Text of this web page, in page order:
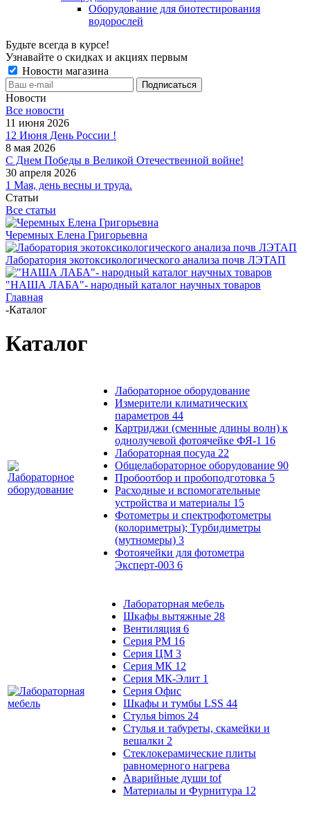
Оборудование для биотестирования
водорослей
Будьте всегда в курсе!
Узнавайте о скидках и акциях первым
Новости магазина
Новости
Все новости
11 июня 2026
12 Июня День России !
8 мая 2026
С Днем Победы в Великой Отечественной войне!
30 апреля 2026
1 Мая, день весны и труда.
Статьи
Все статьи
Черемных Елена Григорьевна
Лаборатория экотоксикологического анализа почв ЛЭТАП
"НАША ЛАБА"- народный каталог научных товаров
Главная
-Каталог
Каталог
Лабораторное оборудование
Измерители климатических
параметров 44
Картриджи (сменные длины волн) к
однолучевой фотоячейке ФЯ-1 16
Лабораторная посуда 22
Общелабораторное оборудование 90
Пробоотбор и пробоподготовка 5
Расходные и вспомогательные
устройства и материалы 15
Фотометры и спектрофотометры
(колориметры); Турбидиметры
(мутномеры) 3
Фотоячейки для фотометра
Эксперт-003 6
Лабораторная мебель
Шкафы вытяжные 28
Вентиляция 6
Серия РМ 16
Серия ЦМ 3
Серия МК 12
Серия МК-Элит 1
Серия Офис
Шкафы и тумбы LSS 44
Стулья bimos 24
Стулья и табуреты, скамейки и
вешалки 2
Стеклокерамические плиты
равномерного нагрева
Аварийные души tof
Материалы и Фурнитура 12